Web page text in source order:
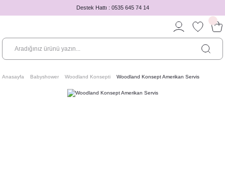
Destek Hattı : 0535 645 74 14
Anasayfa Babyshower Woodland Konsepti Woodland Konsept Amerikan Servis